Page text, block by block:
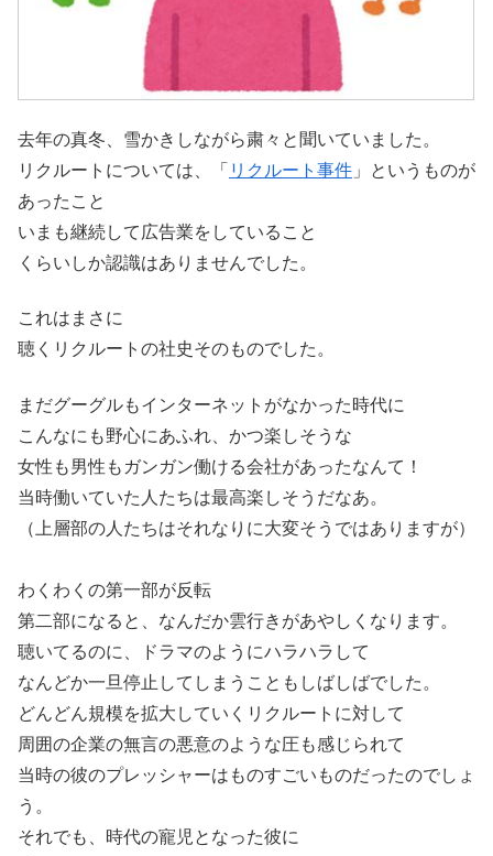
去年の真冬、雪かきしながら粛々と聞いていました。
リクルートについては、「 リクルート事件 」というものが
あったこと
いまも継続して広告業をしていること
くらいしか認識はありませんでした。
これはまさに
聴くリクルートの社史そのものでした。
まだグーグルもインターネットがなかった時代に
こんなにも野心にあふれ、かつ楽しそうな
女性も男性もガンガン働ける会社があったなんて！
当時働いていた人たちは最高楽しそうだなあ。
（上層部の人たちはそれなりに大変そうではありますが）
わくわくの第一部が反転
第二部になると、なんだか雲行きがあやしくなります。
聴いてるのに、ドラマのようにハラハラして
なんどか一旦停止してしまうこともしばしばでした。
どんどん規模を拡大していくリクルートに対して
周囲の企業の無言の悪意のような圧も感じられて
当時の彼のプレッシャーはものすごいものだったのでしょ
う。
それでも、時代の寵児となった彼に